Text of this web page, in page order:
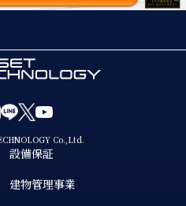
Co.,Ltd.
設備保証
建物管理事業